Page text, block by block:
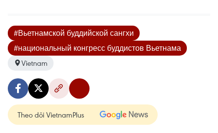
#Вьетнамской буддийской сангхи
#национальный конгресс буддистов Вьетнама
Vietnam
Theo dõi VietnamPlus